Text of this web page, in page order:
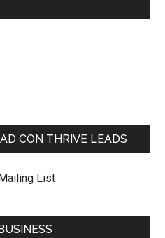
CON THRIVE LEADS